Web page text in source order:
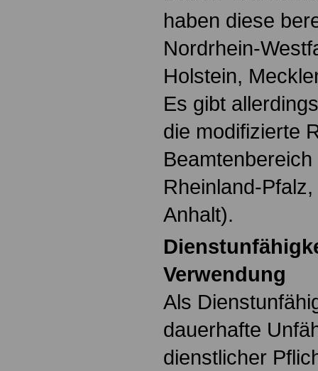
haben diese
Nordrhein-
Holstein,
Es gibt
die modifizierte
Rheinland-
Anhalt).
Verwendung
Als
dauerhafte
dienstlicher